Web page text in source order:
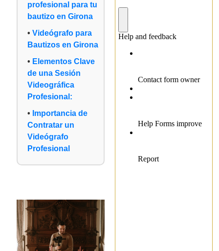
profesional para tu
bautizo en Girona
Videógrafo para
Bautizos en Girona
Elementos Clave
de una Sesión
Videográfica
Profesional:
Importancia de
Contratar un
Videógrafo
Profesional